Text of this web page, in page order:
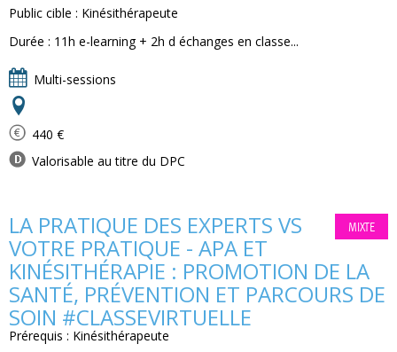
Public cible : Kinésithérapeute
Durée : 11h e-learning + 2h d échanges en classe...
Multi-sessions
440 €
Valorisable au titre du DPC
MIXTE
LA PRATIQUE DES EXPERTS VS
VOTRE PRATIQUE - APA ET
KINÉSITHÉRAPIE : PROMOTION DE LA
SANTÉ, PRÉVENTION ET PARCOURS DE
SOIN #CLASSEVIRTUELLE
Prérequis : Kinésithérapeute